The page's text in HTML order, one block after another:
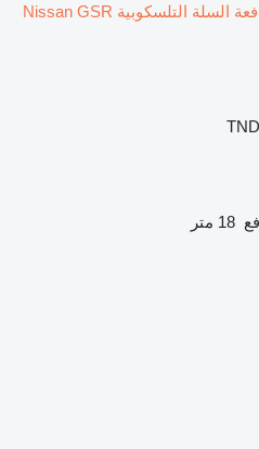
رافعة السلة التلسكوبية Nissan GSR
18 متر